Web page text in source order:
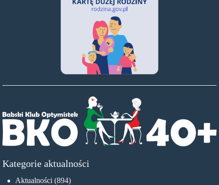
Kategorie aktualności
Aktualności (894)